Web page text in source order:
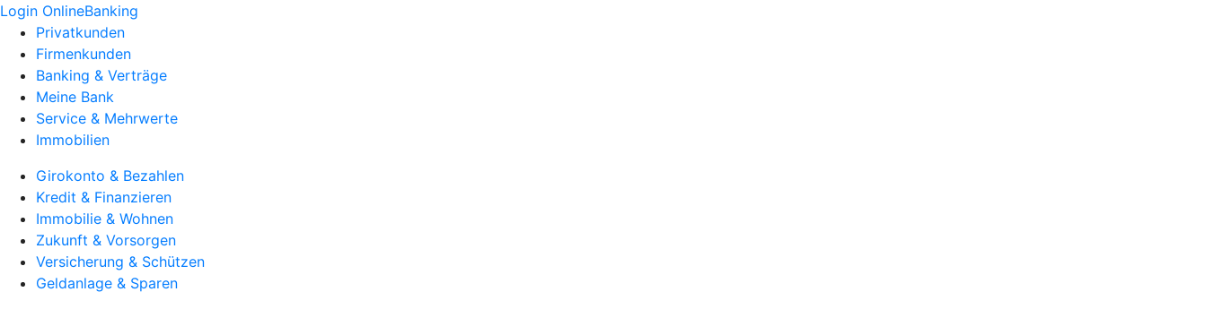
Login OnlineBanking
Privatkunden
Firmenkunden
Banking & Verträge
Meine Bank
Service & Mehrwerte
Immobilien
Girokonto & Bezahlen
Kredit & Finanzieren
Immobilie & Wohnen
Zukunft & Vorsorgen
Versicherung & Schützen
Geldanlage & Sparen